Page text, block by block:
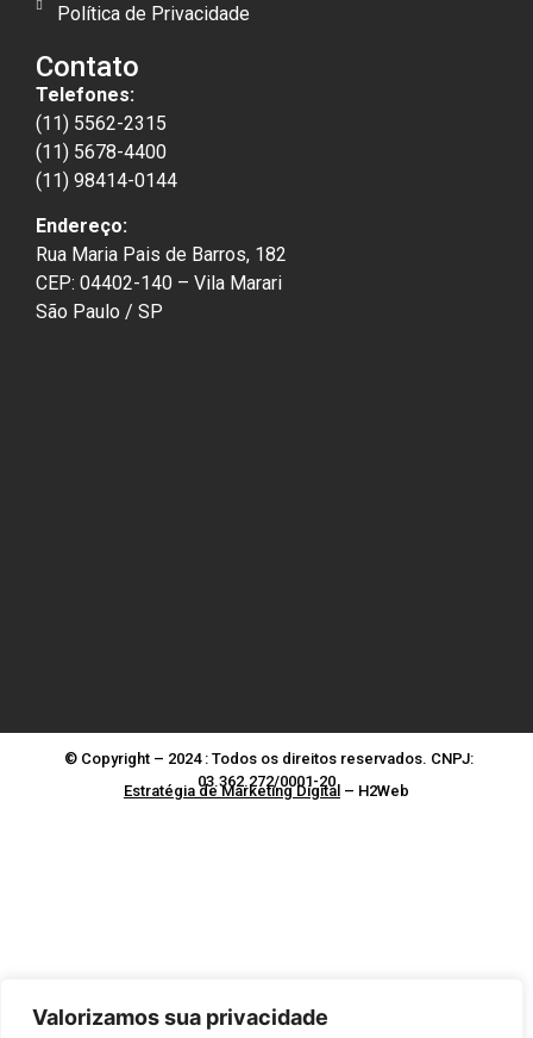
Valorizamos sua privacidade
Política de Privacidade
Contato
Telefones:
(11) 5562-2315
(11) 5678-4400
(11) 98414-0144
Endereço:
Rua Maria Pais de Barros, 182
CEP: 04402-140 – Vila Marari
São Paulo / SP
© Copyright – 2024 : Todos os direitos reservados. CNPJ:
03.362.272/0001-20
Estratégia de Marketing Digital – H2Web